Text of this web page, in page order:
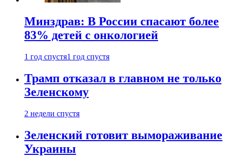
Минздрав: В России спасают более
83% детей с онкологией
1 год спустя1 год спустя
Трамп отказал в главном не только
Зеленскому
2 недели спустя
Зеленский готовит вымораживание
Украины